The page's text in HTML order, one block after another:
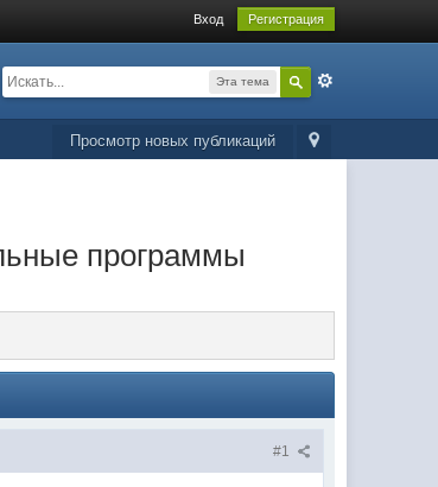
Вход Регистрация
Эта тема
Просмотр новых публикаций
программы
#1